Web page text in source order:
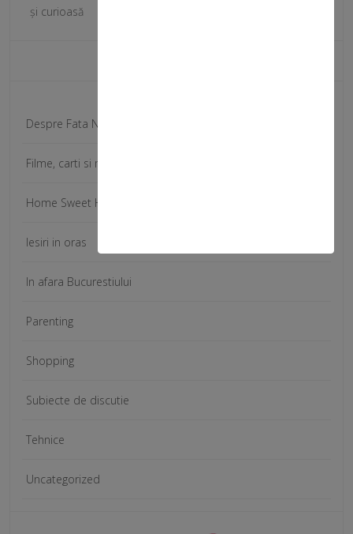
și curioasă
Despre Fata Norocoasa
Filme, carti si muzica
Home Sweet Home
Iesiri in oras
In afara Bucurestiului
Parenting
Shopping
Subiecte de discutie
Tehnice
Uncategorized